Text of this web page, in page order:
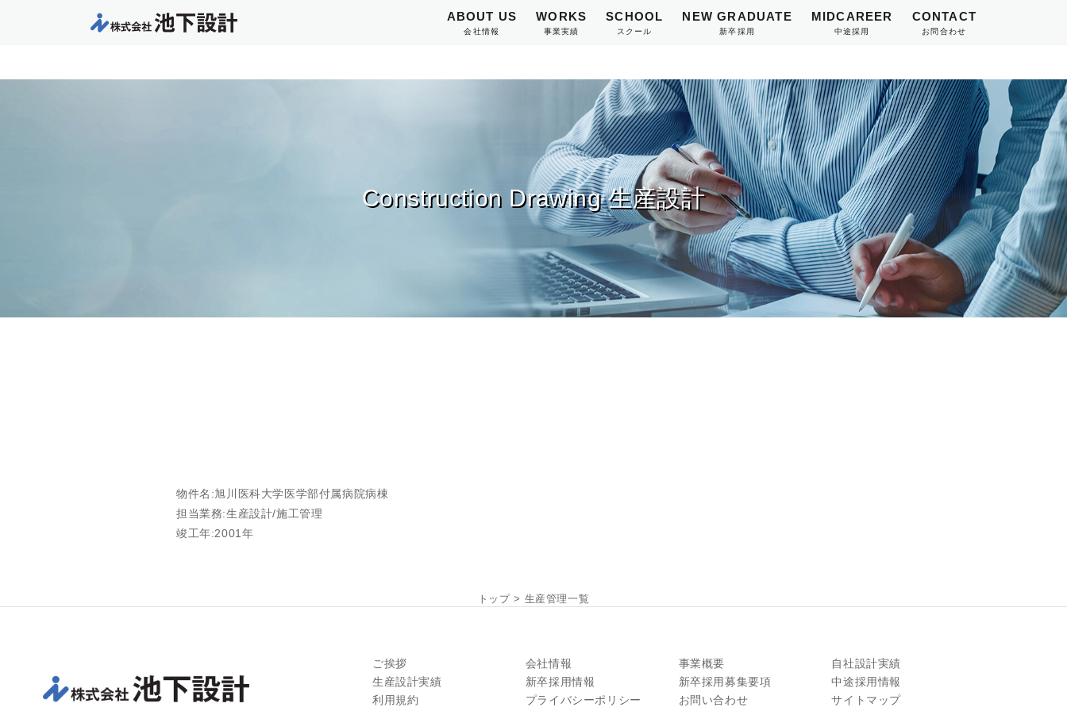
ABOUT US
会社情報
WORKS
事業実績
SCHOOL
スクール
NEW GRADUATE
新卒採用
MIDCAREER
中途採用
CONTACT
お問合わせ
Construction Drawing 生産設計
物件名:旭川医科大学医学部付属病院病棟
担当業務:生産設計/施工管理
竣工年:2001年
トップ > 生産管理一覧
ご挨拶 会社情報 事業概要
自社設計実績
生産設計実績
新卒採用情報 新卒採用募集要項
中途採用情報
利用規約
プライバシーポリシー お問い合わせ サイトマップ